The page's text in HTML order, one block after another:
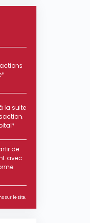
la suite
de
avec
sur le site.